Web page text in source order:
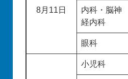
8月11日
内科・脳神
経内科
眼科
小児科